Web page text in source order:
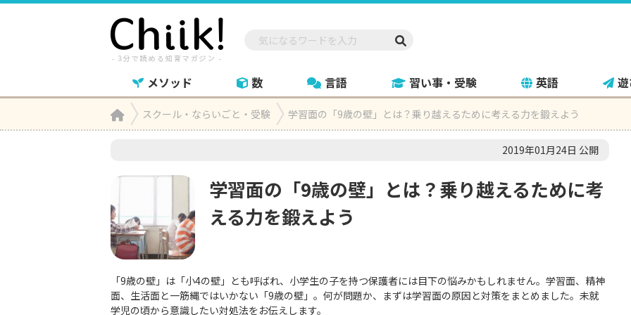
メソッド 数 言語 習い事・受験 英語
Homeスクール・ならいごと・受験 学習面の「9歳の壁」とは？乗り越えるために考える力を鍛えよう
2019年01月24日 公開
学習面の「9歳の壁」とは？乗り越えるために考
える力を鍛えよう
「9歳の壁」は「小4の壁」とも呼ばれ、小学生の子を持つ保護者には目下の悩みかもしれません。学習面、精神
面、生活面と一筋縄ではいかない「9歳の壁」。何が問題か、まずは学習面の原因と対策をまとめました。未就
学児の頃から意識したい対処法をお伝えします。